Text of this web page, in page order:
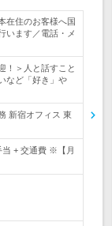
在住のお客様へ国
います／電話・メ
！＞人と話すこと
など「好き」や
新宿オフィス 東
当 + 交通費 ※【月